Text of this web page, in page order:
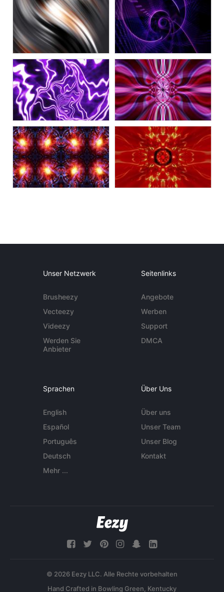
Unser Netzwerk
Brusheezy
Vecteezy
Videezy
Werden Sie
Anbieter
Seitenlinks
Angebote
Werben
Support
DMCA
Sprachen
English
Español
Português
Deutsch
Mehr ...
Über Uns
Über uns
Unser Team
Unser Blog
Kontakt
© 2026 Eezy LLC. Alle Rechte vorbehalten